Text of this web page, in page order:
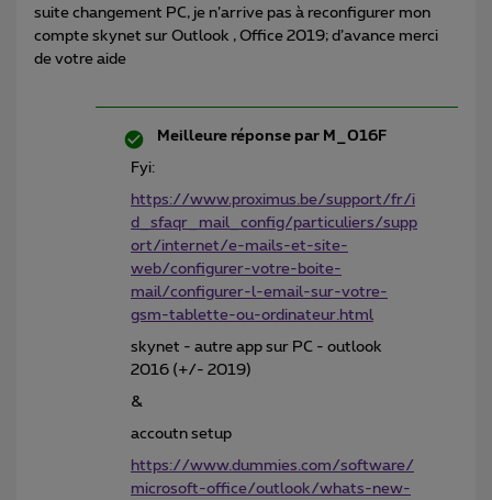
suite changement PC, je n’arrive pas à reconfigurer mon
compte skynet sur Outlook , Office 2019; d’avance merci
de votre aide
Meilleure réponse par M_016F
Fyi:
https://www.proximus.be/support/fr/i
d_sfaqr_mail_config/particuliers/supp
ort/internet/e-mails-et-site-
web/configurer-votre-boite-
mail/configurer-l-email-sur-votre-
gsm-tablette-ou-ordinateur.html
skynet - autre app sur PC - outlook
2016 (+/- 2019)
&
accoutn setup
https://www.dummies.com/software/
microsoft-office/outlook/whats-new-